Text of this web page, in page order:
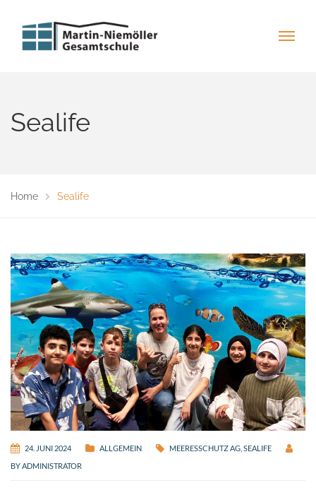
Sealife
Home Sealife
24. JUNI 2024 ALLGEMEIN MEERESSCHUTZ AG SEALIFE
BYADMINISTRATOR